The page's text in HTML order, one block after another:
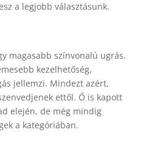
a legjobb választásunk.
magasabb színvonalú ugrás.
kezelhetőség,
jellemzi. Mindezt azért,
ettől. Ő is kapott
elején, de még mindig
a kategóriában.